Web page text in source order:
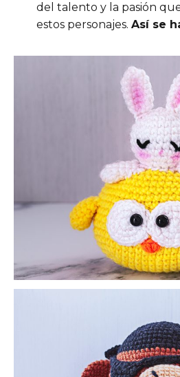
del talento y la pasión
estos personajes. Así se